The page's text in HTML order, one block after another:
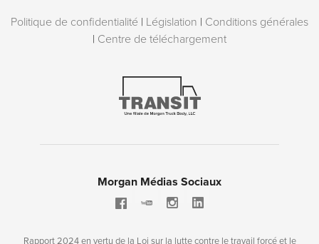
Politique de confidentialité | Législation | Conditions générales
| Centre de téléchargement
Morgan Médias Sociaux
Rapport 2024 en vertu de la Loi sur la lutte contre le travail forcé et le